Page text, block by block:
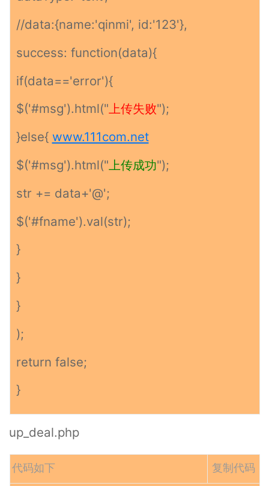
//data:{name:'qinmi', id:'123'},
success: function(data){
if(data=='error'){
$('#msg').html("上传失败");
}else{ www.111com.net
$('#msg').html(" 上传成功");
str += data+'@';
$('#fname').val(str);
}
}
}
);
return false;
}
up_deal.php
代码如下 复制代码